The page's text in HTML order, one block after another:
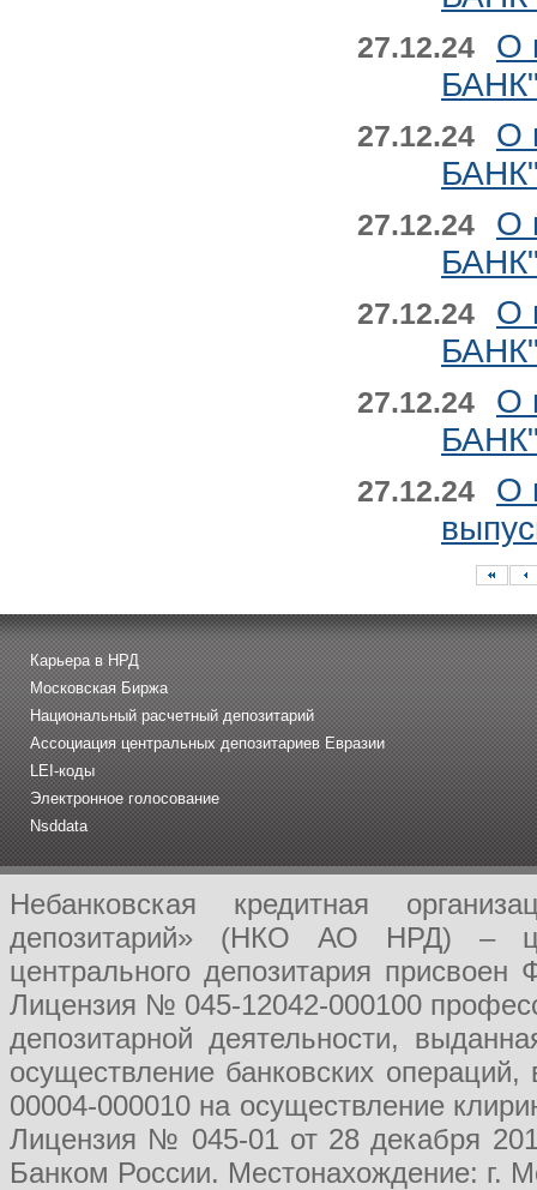
27.12.24
О
27.12.24
О
27.12.24
О
27.12.24
О
27.12.24
О
27.12.24
О
Карьера в НРД
Московская Биржа
Национальный расчетный депозитарий
Ассоциация центральных депозитариев Евразии
LEI-коды
Электронное голосование
Nsddata
Небанковская кредитная
депозитарий» (НКО АО НРД) –
центрального депозитария
Лицензия № 045-12042-000100
депозитарной деятельности,
осуществление банковских
00004-000010 на осуществление
Лицензия № 045-01 от 28 декабря
Банком России. Местонахождение: г.